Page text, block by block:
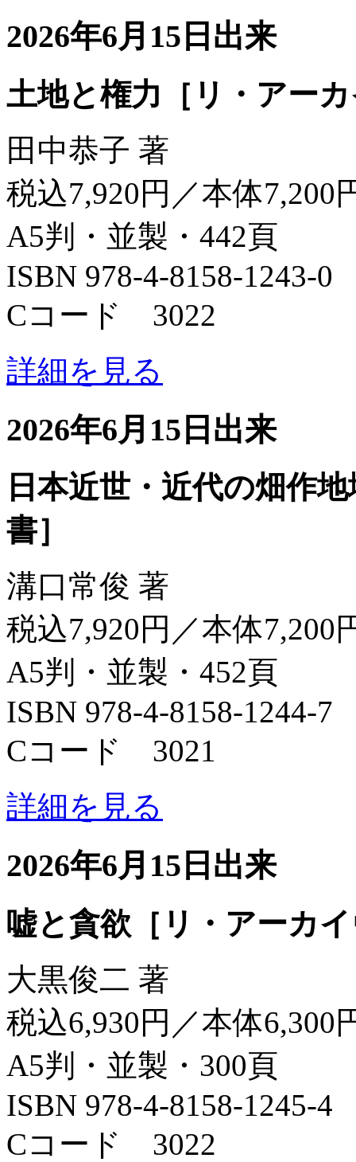
2026年6月15日出来
土地と権力［リ・アー
田中恭子 著
税込7,920円／本体7,200
A5判・並製・442頁
ISBN 978-4-8158-1243-0
Cコード 3022
詳細を見る
2026年6月15日出来
日本近世・近代の畑作
書］
溝口常俊 著
税込7,920円／本体7,200
A5判・並製・452頁
ISBN 978-4-8158-1244-7
Cコード 3021
詳細を見る
2026年6月15日出来
嘘と貪欲［リ・アーカ
大黒俊二 著
税込6,930円／本体6,300
A5判・並製・300頁
ISBN 978-4-8158-1245-4
Cコード 3022